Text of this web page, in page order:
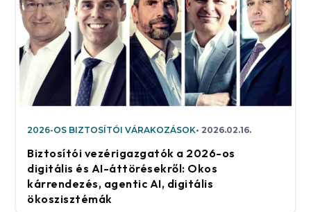
2026-OS BIZTOSÍTÓI VÁRAKOZÁSOK 2026.02.16.
Biztosítói vezérigazgatók a 2026-os
digitális és AI-áttörésekről: Okos
kárrendezés, agentic AI, digitális
ökoszisztémák